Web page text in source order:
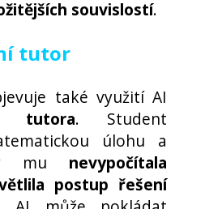
souvislostí.
tutor
také využití AI
tutora. Student
úlohu a
mu nevypočítala
postup řešení